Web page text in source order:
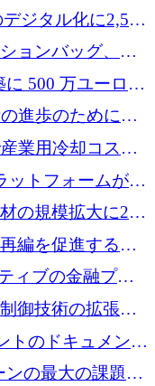
、シリコンバレ
だと語る
ジタル化に2,500
ョンバッグ、繊
金調達
に 500 万ユーロを
進歩のために
業用冷却コスト
を調達
ットフォームが
し、Whering が
の規模拡大に240
編を促進するた
ィブの金融プラ
に 400 万ユーロ
御技術の拡張に
トのドキュメント
ために 47 万ユー
ンの最大の課題の